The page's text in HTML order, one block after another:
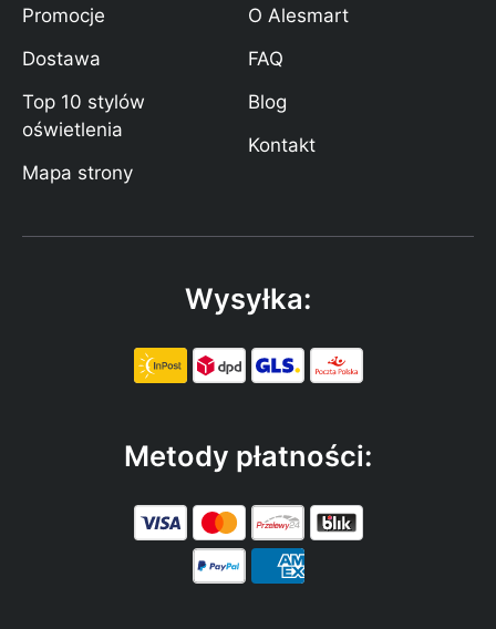
Promocje
Dostawa
Top 10 stylów
oświetlenia
Mapa strony
O Alesmart
FAQ
Blog
Kontakt
Wysyłka:
Metody płatności: